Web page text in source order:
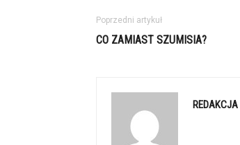
Poprzedni artykuł
CO ZAMIAST SZUMISIA?
REDAKCJA